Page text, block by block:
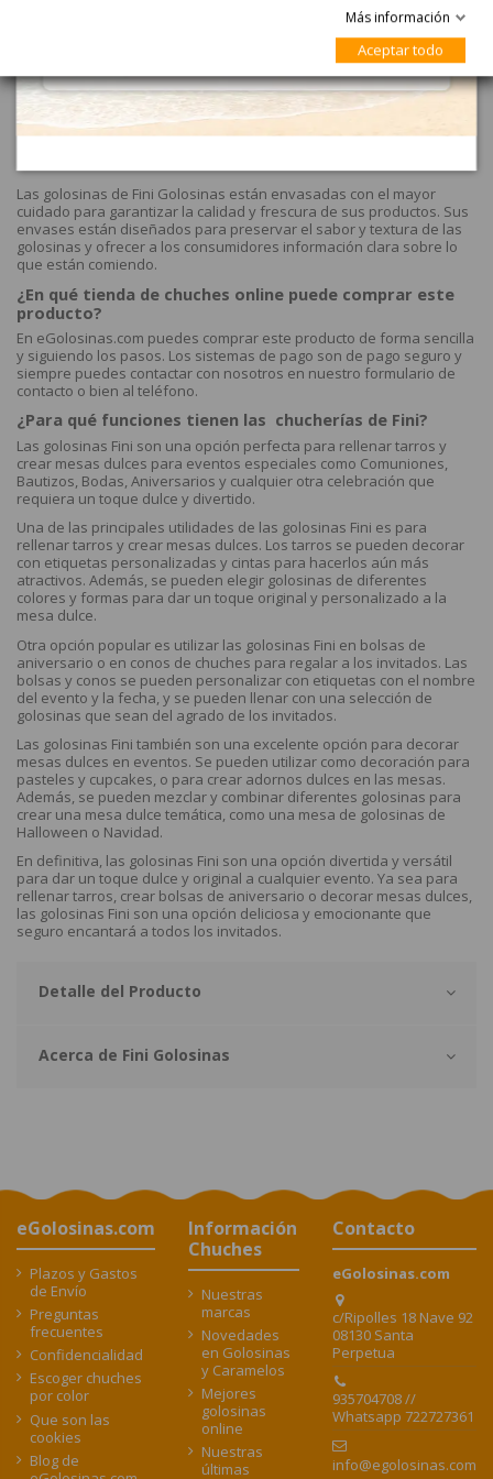
información nutricional, la fecha de caducidad y los ingredientes,
Fini Golosinas también ofrece envasados especiales para sus
productos temáticos, como los dulces de Halloween o los de
Navidad, que cuentan con diseños y formas únicas, y que están
envasados en cajas y bolsas temáticas que hacen que la
Las golosinas de Fini Golosinas están envasadas con el mayor
cuidado para garantizar la calidad y frescura de sus productos. Sus
envases están diseñados para preservar el sabor y textura de las
golosinas y ofrecer a los consumidores información clara sobre lo
que están comiendo.
¿En qué tienda de chuches online puede comprar este
producto?
En eGolosinas.com puedes comprar este producto de forma sencilla
y siguiendo los pasos. Los sistemas de pago son de pago seguro y
siempre puedes contactar con nosotros en nuestro formulario de
contacto o bien al teléfono.
¿Para qué funciones tienen las chucherías de Fini?
Las golosinas Fini son una opción perfecta para rellenar tarros y
crear mesas dulces para eventos especiales como Comuniones,
Bautizos, Bodas, Aniversarios y cualquier otra celebración que
requiera un toque dulce y divertido.
Una de las principales utilidades de las golosinas Fini es para
rellenar tarros y crear mesas dulces. Los tarros se pueden decorar
con etiquetas personalizadas y cintas para hacerlos aún más
atractivos. Además, se pueden elegir golosinas de diferentes
colores y formas para dar un toque original y personalizado a la
mesa dulce.
Otra opción popular es utilizar las golosinas Fini en bolsas de
aniversario o en conos de chuches para regalar a los invitados. Las
bolsas y conos se pueden personalizar con etiquetas con el nombre
del evento y la fecha, y se pueden llenar con una selección de
golosinas que sean del agrado de los invitados.
Las golosinas Fini también son una excelente opción para decorar
mesas dulces en eventos. Se pueden utilizar como decoración para
pasteles y cupcakes, o para crear adornos dulces en las mesas.
Además, se pueden mezclar y combinar diferentes golosinas para
crear una mesa dulce temática, como una mesa de golosinas de
Halloween o Navidad.
En definitiva, las golosinas Fini son una opción divertida y versátil
para dar un toque dulce y original a cualquier evento. Ya sea para
rellenar tarros, crear bolsas de aniversario o decorar mesas dulces,
las golosinas Fini son una opción deliciosa y emocionante que
seguro encantará a todos los invitados.
Detalle del Producto
Acerca de Fini Golosinas
eGolosinas.com
Plazos y Gastos
de Envío
Preguntas
frecuentes
Confidencialidad
Escoger chuches
por color
Que son las
cookies
Blog de
Información
Chuches
Nuestras
marcas
Novedades
en Golosinas
y Caramelos
Mejores
golosinas
online
Nuestras
últimas
Contacto
eGolosinas.com
c/Ripolles 18 Nave 92
08130 Santa
Perpetua
935704708 //
Whatsapp 722727361
info@egolosinas.com
Más información
Aceptar todo